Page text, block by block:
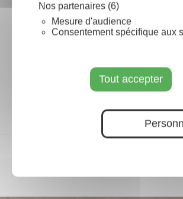
Nos partenaires (6)
Mesure d'audience
Consentement spécifique aux
Tout accepter
SUR COMMANDE